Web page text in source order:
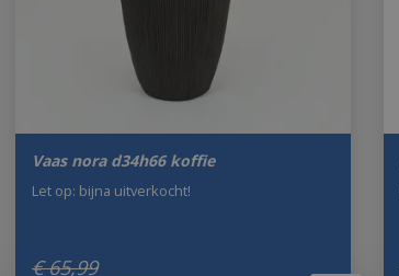
Vaas nora d34h66 koffie
€ 65,99
Let op: bijna uitverkocht!